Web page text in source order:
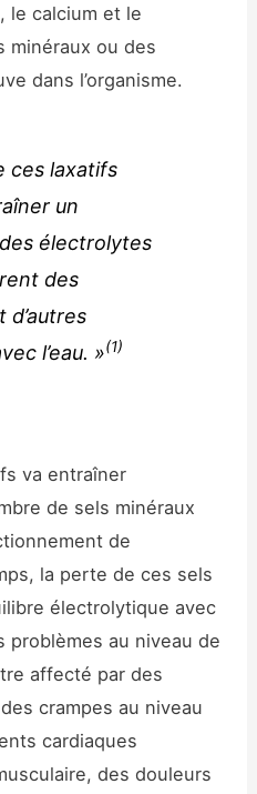
le calcium et le
minéraux ou des
dans l’organisme.
ces laxatifs
un
électrolytes
des
l’eau. »(1)
va entraîner
de sels minéraux
de
la perte de ces sels
électrolytique avec
problèmes au niveau de
affecté par des
crampes au niveau
cardiaques
des douleurs